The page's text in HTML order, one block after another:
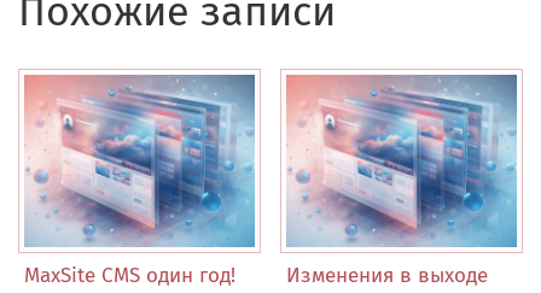
Похожие записи
MaxSite CMS один год!
Изменения в выходе